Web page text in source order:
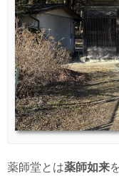
薬師堂とは薬師如来